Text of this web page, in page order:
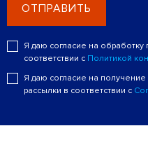
ОТПРАВИТЬ
Я даю согласие на обработку
соответствии с Политикой
Я даю согласие на
рассылки в соответствии с